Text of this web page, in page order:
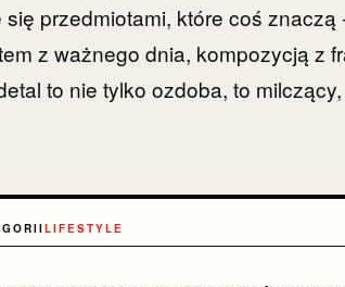
przedmiotami, które coś
z ważnego dnia, kompozycją z
to nie tylko ozdoba, to
LIFESTYLE